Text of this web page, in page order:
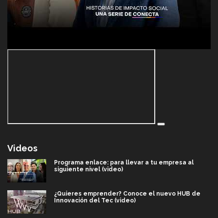
Videos
Programa enlace: para llevar a tu empresa al
siguiente nivel (video)
¿Quieres emprender? Conoce el nuevo HUB de
Innovación del Tec (video)